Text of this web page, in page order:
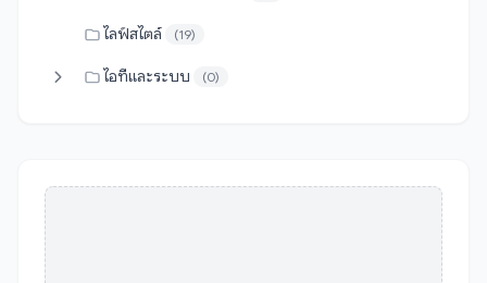
ไลฟ์สไตล์ (19)
ไอทีและระบบ (0)